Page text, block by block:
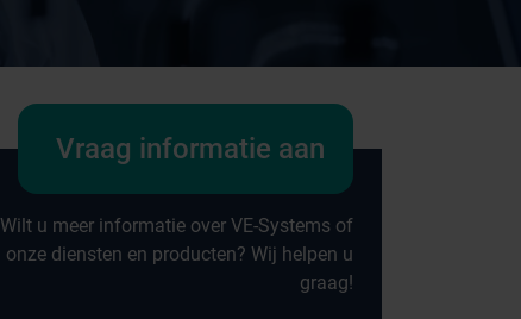
Vraag informatie aan
Wilt u meer informatie over VE-Systems of
onze diensten en producten? Wij helpen u
graag!